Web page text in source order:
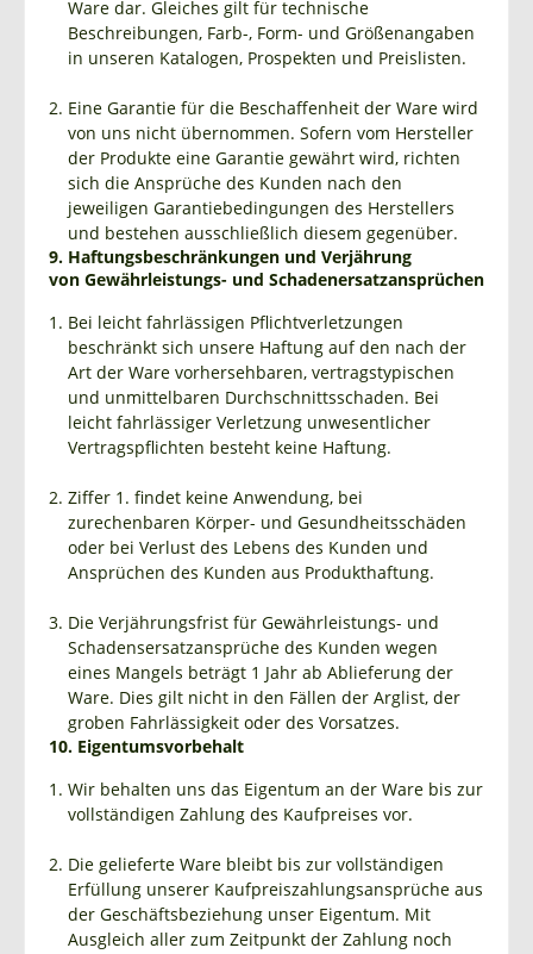
Ware dar. Gleiches gilt für technische
Beschreibungen, Farb-, Form- und Größenangaben
in unseren Katalogen, Prospekten und Preislisten.
Eine Garantie für die Beschaffenheit der Ware wird
von uns nicht übernommen. Sofern vom Hersteller
der Produkte eine Garantie gewährt wird, richten
sich die Ansprüche des Kunden nach den
jeweiligen Garantiebedingungen des Herstellers
und bestehen ausschließlich diesem gegenüber.
9. Haftungsbeschränkungen und Verjährung
von Gewährleistungs- und Schadenersatzansprüchen
Bei leicht fahrlässigen Pflichtverletzungen
beschränkt sich unsere Haftung auf den nach der
Art der Ware vorhersehbaren, vertragstypischen
und unmittelbaren Durchschnittsschaden. Bei
leicht fahrlässiger Verletzung unwesentlicher
Vertragspflichten besteht keine Haftung.
Ziffer 1. findet keine Anwendung, bei
zurechenbaren Körper- und Gesundheitsschäden
oder bei Verlust des Lebens des Kunden und
Ansprüchen des Kunden aus Produkthaftung.
Die Verjährungsfrist für Gewährleistungs- und
Schadensersatzansprüche des Kunden wegen
eines Mangels beträgt 1 Jahr ab Ablieferung der
Ware. Dies gilt nicht in den Fällen der Arglist, der
groben Fahrlässigkeit oder des Vorsatzes.
10. Eigentumsvorbehalt
Wir behalten uns das Eigentum an der Ware bis zur
vollständigen Zahlung des Kaufpreises vor.
Die gelieferte Ware bleibt bis zur vollständigen
Erfüllung unserer Kaufpreiszahlungsansprüche aus
der Geschäftsbeziehung unser Eigentum. Mit
Ausgleich aller zum Zeitpunkt der Zahlung noch